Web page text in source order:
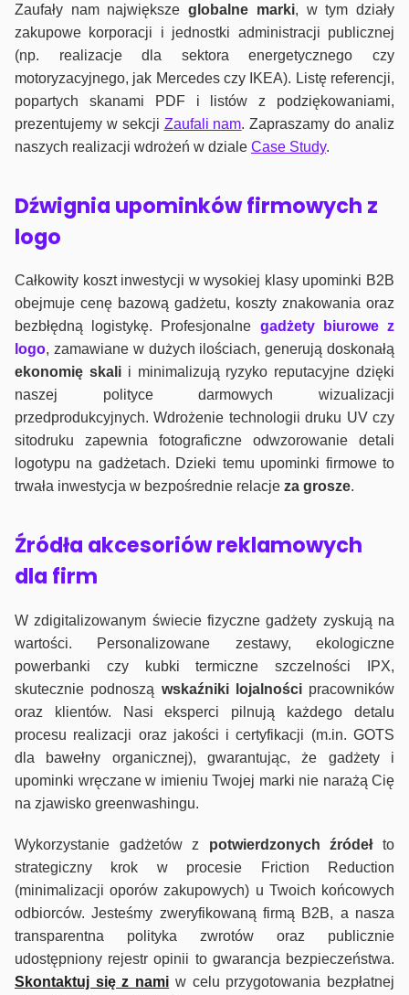
Zaufały nam największeglobalne marki, w tym działy
zakupowe korporacji i jednostki administracji publicznej
(np. realizacje dla sektora energetycznego czy
motoryzacyjnego, jak Mercedes czy IKEA). Listę referencji,
popartych skanami PDF i listów z podziękowaniami,
prezentujemy w sekcji Zaufali nam. Zapraszamy do analiz
naszych realizacji wdrożeń w dziale Case Study.
Dźwignia upominków firmowych z
logo
Całkowity koszt inwestycji w wysokiej klasy upominki B2B
obejmuje cenę bazową gadżetu, koszty znakowania oraz
bezbłędną logistykę. Profesjonalne gadżety biurowe z
logo, zamawiane w dużych ilościach, generują doskonałą
ekonomię skalii minimalizują ryzyko reputacyjne dzięki
naszej polityce darmowych wizualizacji
przedprodukcyjnych. Wdrożenie technologii druku UV czy
sitodruku zapewnia fotograficzne odwzorowanie detali
logotypu na gadżetach. Dzieki temu upominki firmowe to
trwała inwestycja w bezpośrednie relacje za grosze.
Źródła akcesoriów reklamowych
dla firm
W zdigitalizowanym świecie fizyczne gadżety zyskują na
wartości. Personalizowane zestawy, ekologiczne
powerbanki czy kubki termiczne szczelności IPX,
skutecznie podnoszą wskaźniki lojalnościpracowników
oraz klientów. Nasi eksperci pilnują każdego detalu
procesu realizacji oraz jakości i certyfikacji (m.in. GOTS
dla bawełny organicznej), gwarantując, że gadżety i
upominki wręczane w imieniu Twojej marki nie narażą Cię
na zjawisko greenwashingu.
Wykorzystanie gadżetów z potwierdzonych źródełto
strategiczny krok w procesie Friction Reduction
(minimalizacji oporów zakupowych) u Twoich końcowych
odbiorców. Jesteśmy zweryfikowaną firmą B2B, a nasza
transparentna polityka zwrotów oraz publicznie
udostępniony rejestr opinii to gwarancja bezpieczeństwa.
Skontaktuj się z nami w celu przygotowania bezpłatnej